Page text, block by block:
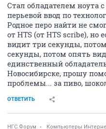
Стал обладателем ноута
перьевой ввод по
Родное перо найти не
от HTS (от HTS scribe), но
видит три секунды,
секунды, потом опять
единственный
Новосибирске, прошу
проблемы... за пиво,
ОТВЕТИТЬ
НГС.Форум Компьютеры